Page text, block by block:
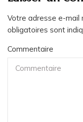
Votre adresse e-mail
obligatoires sont
Commentaire